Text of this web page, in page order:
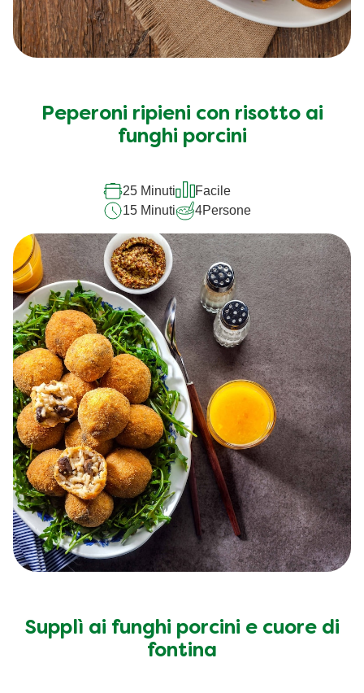
Peperoni ripieni con risotto ai
funghi porcini
25 Minuti
Facile
15 Minuti
4Persone
Supplì ai funghi porcini e cuore di
fontina